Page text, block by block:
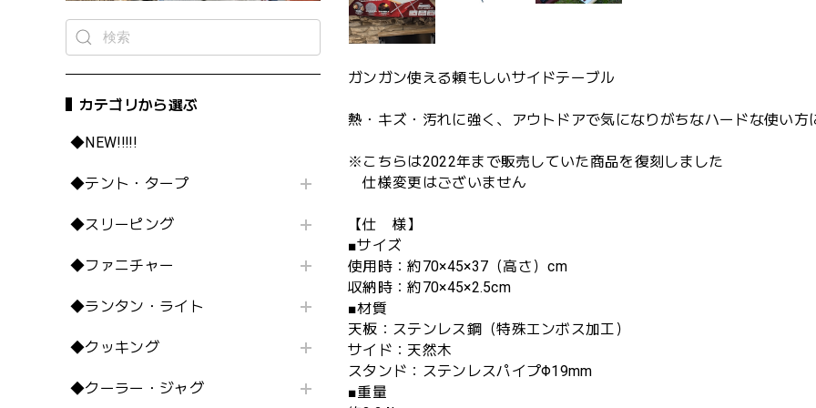
カテゴリから選ぶ
◆NEW!!!!!
◆テント・タープ
◆スリーピング
◆ファニチャー
◆ランタン・ライト
◆クッキング
◆クーラー・ジャグ
ガンガン使える頼もしいサイドテーブル
熱・キズ・汚れに強く、アウトドアで気になりがちなハードな使い方
※こちらは2022年まで販売していた商品を復刻しました
仕様変更はございません
【仕 様】
■サイズ
使用時：約70×45×37（高さ）cm
収納時：約70×45×2.5cm
■材質
天板：ステンレス鋼（特殊エンボス加工）
サイド：天然木
スタンド：ステンレスパイプΦ19mm
■重量